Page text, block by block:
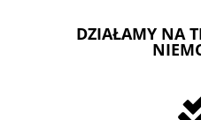
DZIAŁAMY NA